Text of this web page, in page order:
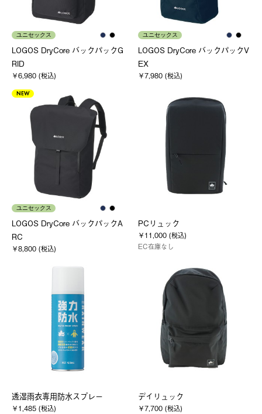
ユニセックス
LOGOS DryCore バックパックG
RID
￥6,980 (税込)
ユニセックス
LOGOS DryCore バックパックV
EX
￥7,980 (税込)
NEW
ユニセックス
LOGOS DryCore バックパックA
RC
￥8,800 (税込)
PCリュック
￥11,000 (税込)
EC在庫なし
透湿雨衣専用防水スプレー
￥1,485 (税込)
デイリュック
￥7,700 (税込)